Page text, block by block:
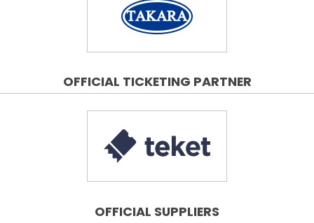
OFFICIAL TICKETING PARTNER
OFFICIAL SUPPLIERS